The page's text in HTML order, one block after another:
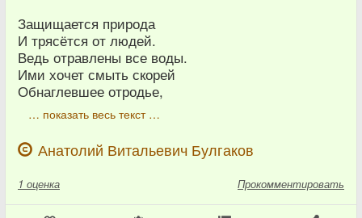
Защищается природа
И трясётся от людей.
Ведь отравлены все воды.
Ими хочет смыть скорей
Обнаглевшее отродье,
… показать весь текст …
Анатолий Витальевич Булгаков
1 оценка Прокомментировать